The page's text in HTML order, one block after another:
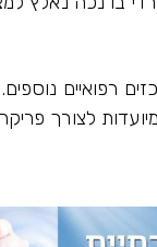
רפואיים
לצורך